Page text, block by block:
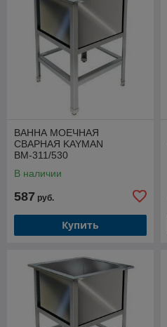
ВАННА МОЕЧНАЯ
СВАРНАЯ KAYMAN
ВМ-311/530
В наличии
587 руб.
Купить